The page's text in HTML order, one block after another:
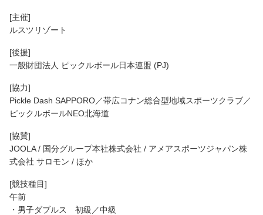
[主催]
ルスツリゾート
[後援]
一般財団法人 ピックルボール日本連盟 (PJ)
[協力]
Pickle Dash SAPPORO／帯広コナン総合型地域スポーツクラブ／
ピックルボールNEO北海道
[協賛]
JOOLA / 国分グループ本社株式会社 / アメアスポーツジャパン株
式会社 サロモン / ほか
[競技種目]
午前
・男子ダブルス 初級／中級